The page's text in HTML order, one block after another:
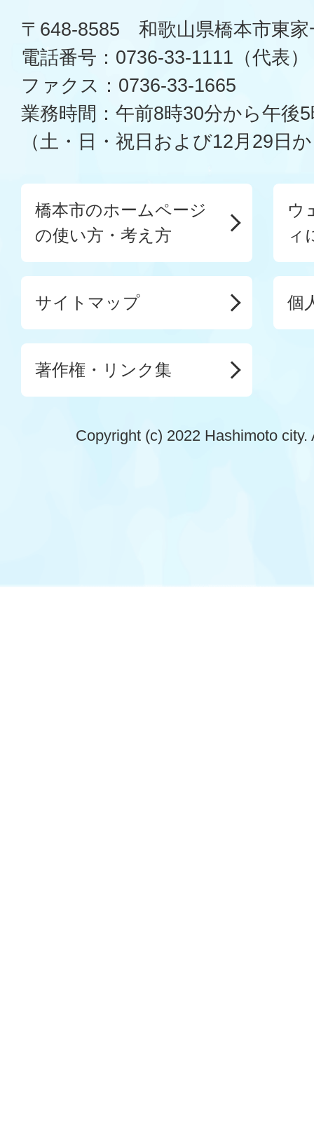
〒648-8585 和歌山県橋本市東家
電話番号：0736-33-1111（代表）
ファクス：0736-33-1665
業務時間：午前8時30分から午後
（土・日・祝日および12月29日
橋本市のホームページ
の使い方・考え方
ウ
ィ
サイトマップ 個
著作権・リンク集
Copyright (c) 2022 Hashimoto